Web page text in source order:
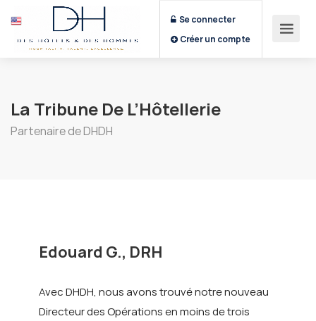
Se connecter
Créer un compte
La Tribune De L’Hôtellerie
Partenaire de DHDH
Edouard G., DRH
Avec DHDH, nous avons trouvé notre nouveau
Directeur des Opérations en moins de trois